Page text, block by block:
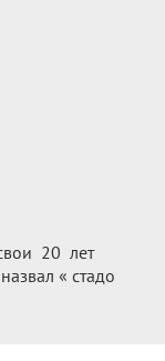
20 лет
« стадо